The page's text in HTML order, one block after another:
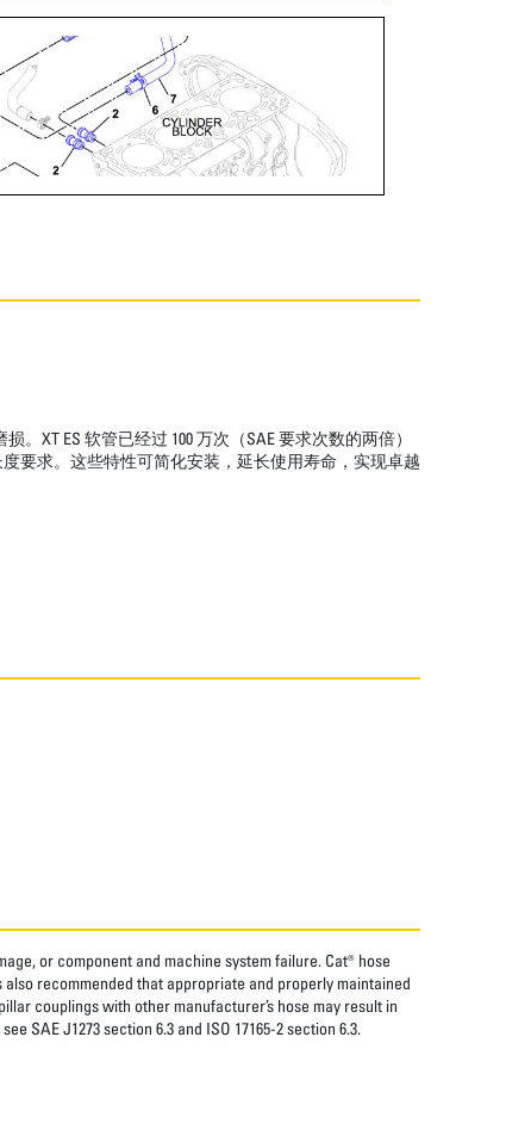
XT ES 软管已经过 100 万次（SAE 要求次数的两倍）
要求。这些特性可简化安装，延长使用寿命，实现卓越
or component and machine system failure. Cat® hose
recommended that appropriate and properly maintained
couplings with other manufacturer’s hose may result in
SAE J1273 section 6.3 and ISO 17165-2 section 6.3.